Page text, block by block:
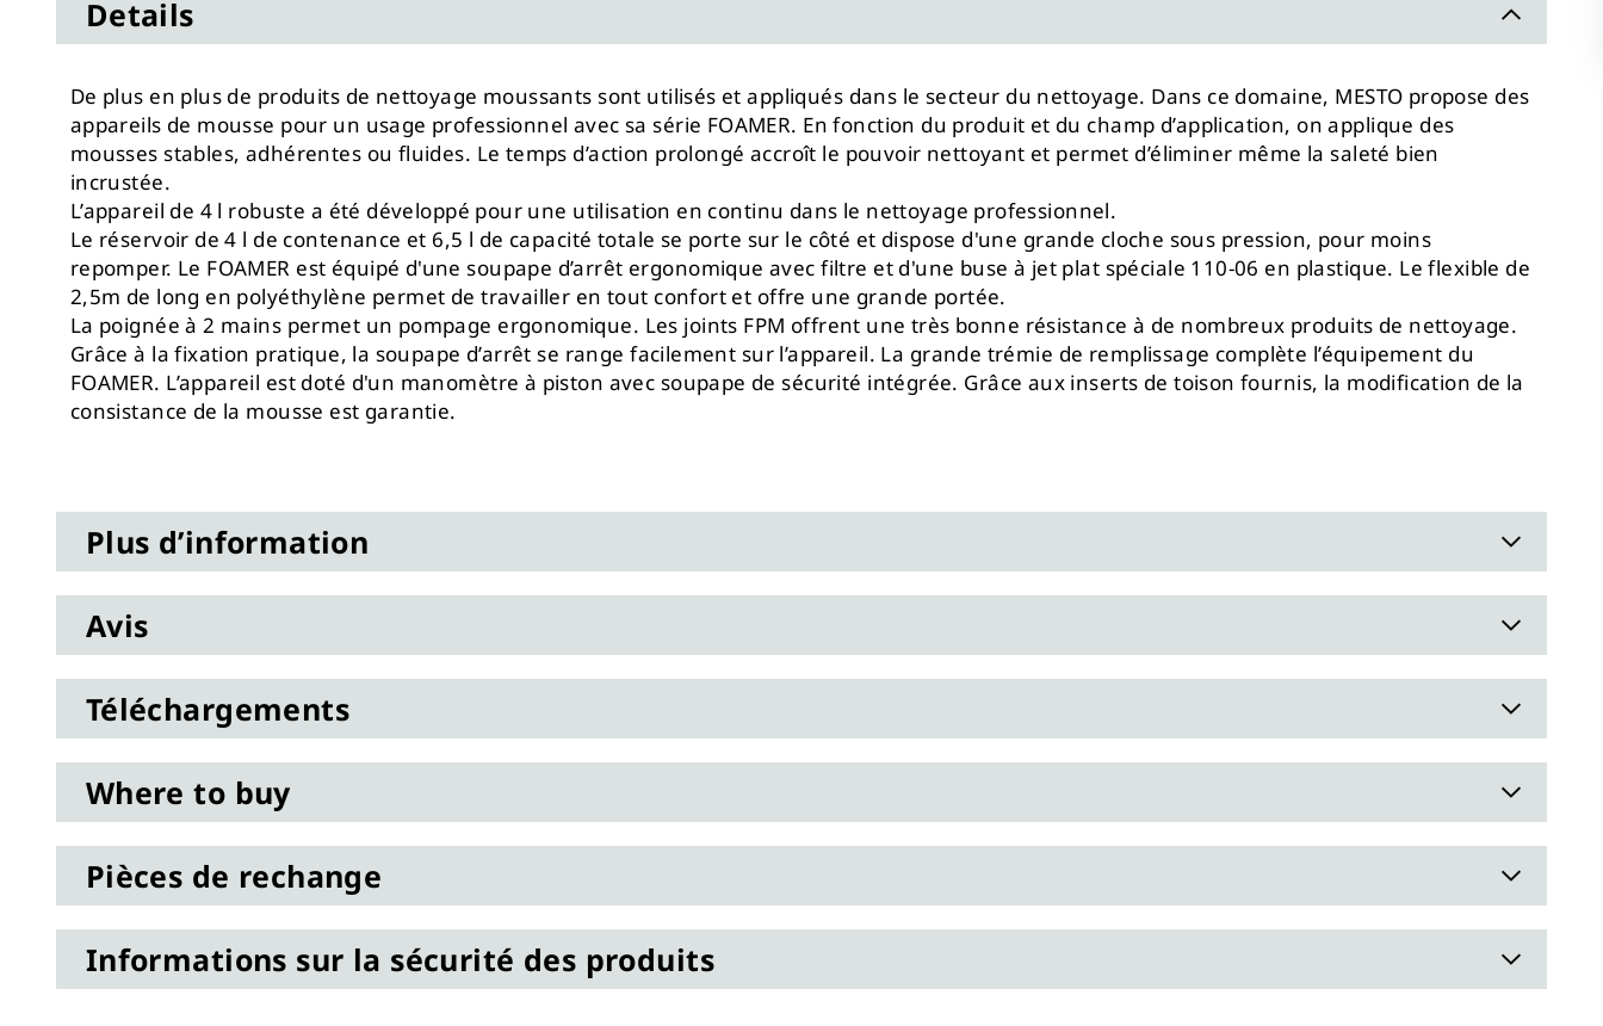
Details
De plus en plus de produits de nettoyage moussants sont utilisés et appliqués dans le secteur du nettoyage. Dans ce domaine, MESTO propose des
appareils de mousse pour un usage professionnel avec sa série FOAMER. En fonction du produit et du champ d’application, on applique des
mousses stables, adhérentes ou fluides. Le temps d’action prolongé accroît le pouvoir nettoyant et permet d’éliminer même la saleté bien
incrustée.
L’appareil de 4 l robuste a été développé pour une utilisation en continu dans le nettoyage professionnel.
Le réservoir de 4 l de contenance et 6,5 l de capacité totale se porte sur le côté et dispose d'une grande cloche sous pression, pour moins
repomper. Le FOAMER est équipé d'une soupape d’arrêt ergonomique avec filtre et d'une buse à jet plat spéciale 110-06 en plastique. Le flexible de
2,5m de long en polyéthylène permet de travailler en tout confort et offre une grande portée.
La poignée à 2 mains permet un pompage ergonomique. Les joints FPM offrent une très bonne résistance à de nombreux produits de nettoyage.
Grâce à la fixation pratique, la soupape d’arrêt se range facilement sur l’appareil. La grande trémie de remplissage complète l’équipement du
FOAMER. L’appareil est doté d'un manomètre à piston avec soupape de sécurité intégrée. Grâce aux inserts de toison fournis, la modification de la
consistance de la mousse est garantie.
Plus d’information
Avis
Téléchargements
Where to buy
Pièces de rechange
Informations sur la sécurité des produits